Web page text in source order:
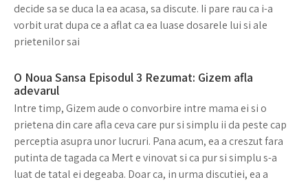
decide sa se duca la ea acasa, sa discute. Ii pare rau ca i-a
vorbit urat dupa ce a aflat ca ea luase dosarele lui si ale
prietenilor sai
O Noua Sansa Episodul 3 Rezumat: Gizem afla
adevarul
Intre timp, Gizem aude o convorbire intre mama ei si o
prietena din care afla ceva care pur si simplu ii da peste cap
perceptia asupra unor lucruri. Pana acum, ea a creszut fara
putinta de tagada ca Mert e vinovat si ca pur si simplu s-a
luat de tatal ei degeaba. Doar ca, in urma discutiei, ea a